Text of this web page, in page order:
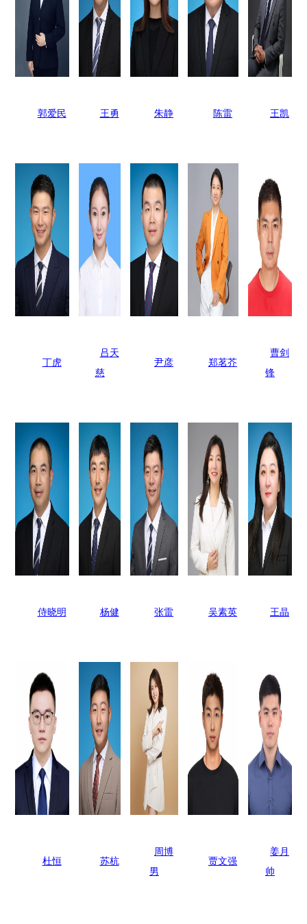
郭爱民 王勇 朱静 陈雷 王凯
丁虎
吕天
慈
尹彦 郑茗芥
曹剑
锋
侍晓明 杨健 张雷 吴素英 王晶
杜恒 苏杭
周博
男
贾文强
姜月
帅